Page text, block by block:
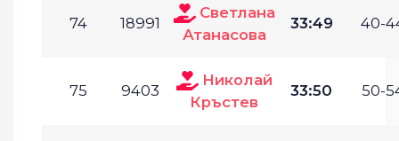
74 18991
Светлана
Атанасова
33:49 40-
75 9403
Николай
Кръстев
33:50 50-